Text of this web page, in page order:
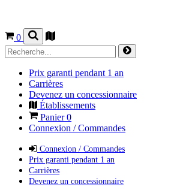
0
Prix garanti pendant 1 an
Carrières
Devenez un concessionnaire
Établissements
Panier0
Connexion / Commandes
Connexion / Commandes
Prix garanti pendant 1 an
Carrières
Devenez un concessionnaire